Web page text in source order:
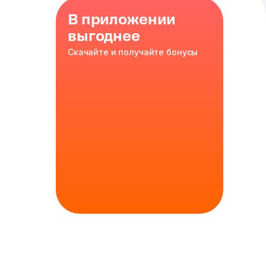
В приложении
выгоднее
Скачайте и получайте бонусы